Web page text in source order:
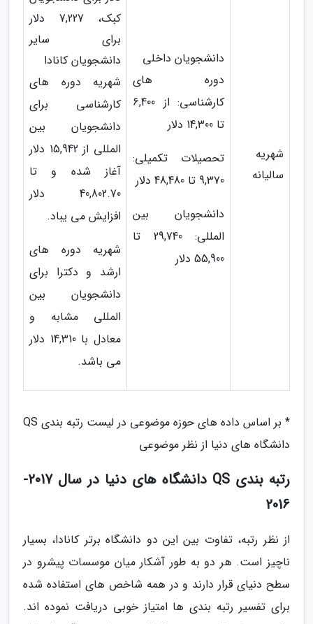
شهریه
سالیانه
دانشجویان داخلی
دوره های
کارشناسی: از 6,400
تا 14,300 دلار
تحصیلات تکمیلی:
9,370 تا 48,480 دلار
دانشجویان بین
المللی: 29,740 تا
55,900 دلار
کبک، 7,227 دلار
برای سایر
دانشجویان کانادا
شهریه دوره های
کارشناسی برای
دانشجویان بین
المللی از 15,942 دلار
آغاز شده و تا
40,802.70 دلار
افزایش می یباد.
شهریه دوره های
ارشد و دکترا برای
دانشجویان بین
المللی مشابه و
معادل با 14,310 دلار
می باشد.
* بر اساس داده های حوزه موضوعی در لیست رتبه بندی QS
دانشگاه های دنیا از نظر موضوعی
رتبه بندی QS دانشگاه های دنیا در سال 2017-
2016
از نظر رتبه، تفاوت بین این دو دانشگاه برتر کانادا، بسیار
ناچیز است. هر دو به طور آشکار میان موسسات پیشرو در
سطح دنیای قرار دارند و در همه شاخص های استفاده شده
برای تفسیر رتبه بندی ها امتیاز خوبی دریافت نموده اند.